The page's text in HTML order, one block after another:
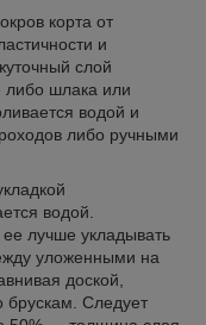
корта от
и
слой
либо шлака или
водой и
либо ручными
водой.
лучше укладывать
уложенными на
доской,
брускам. Следует